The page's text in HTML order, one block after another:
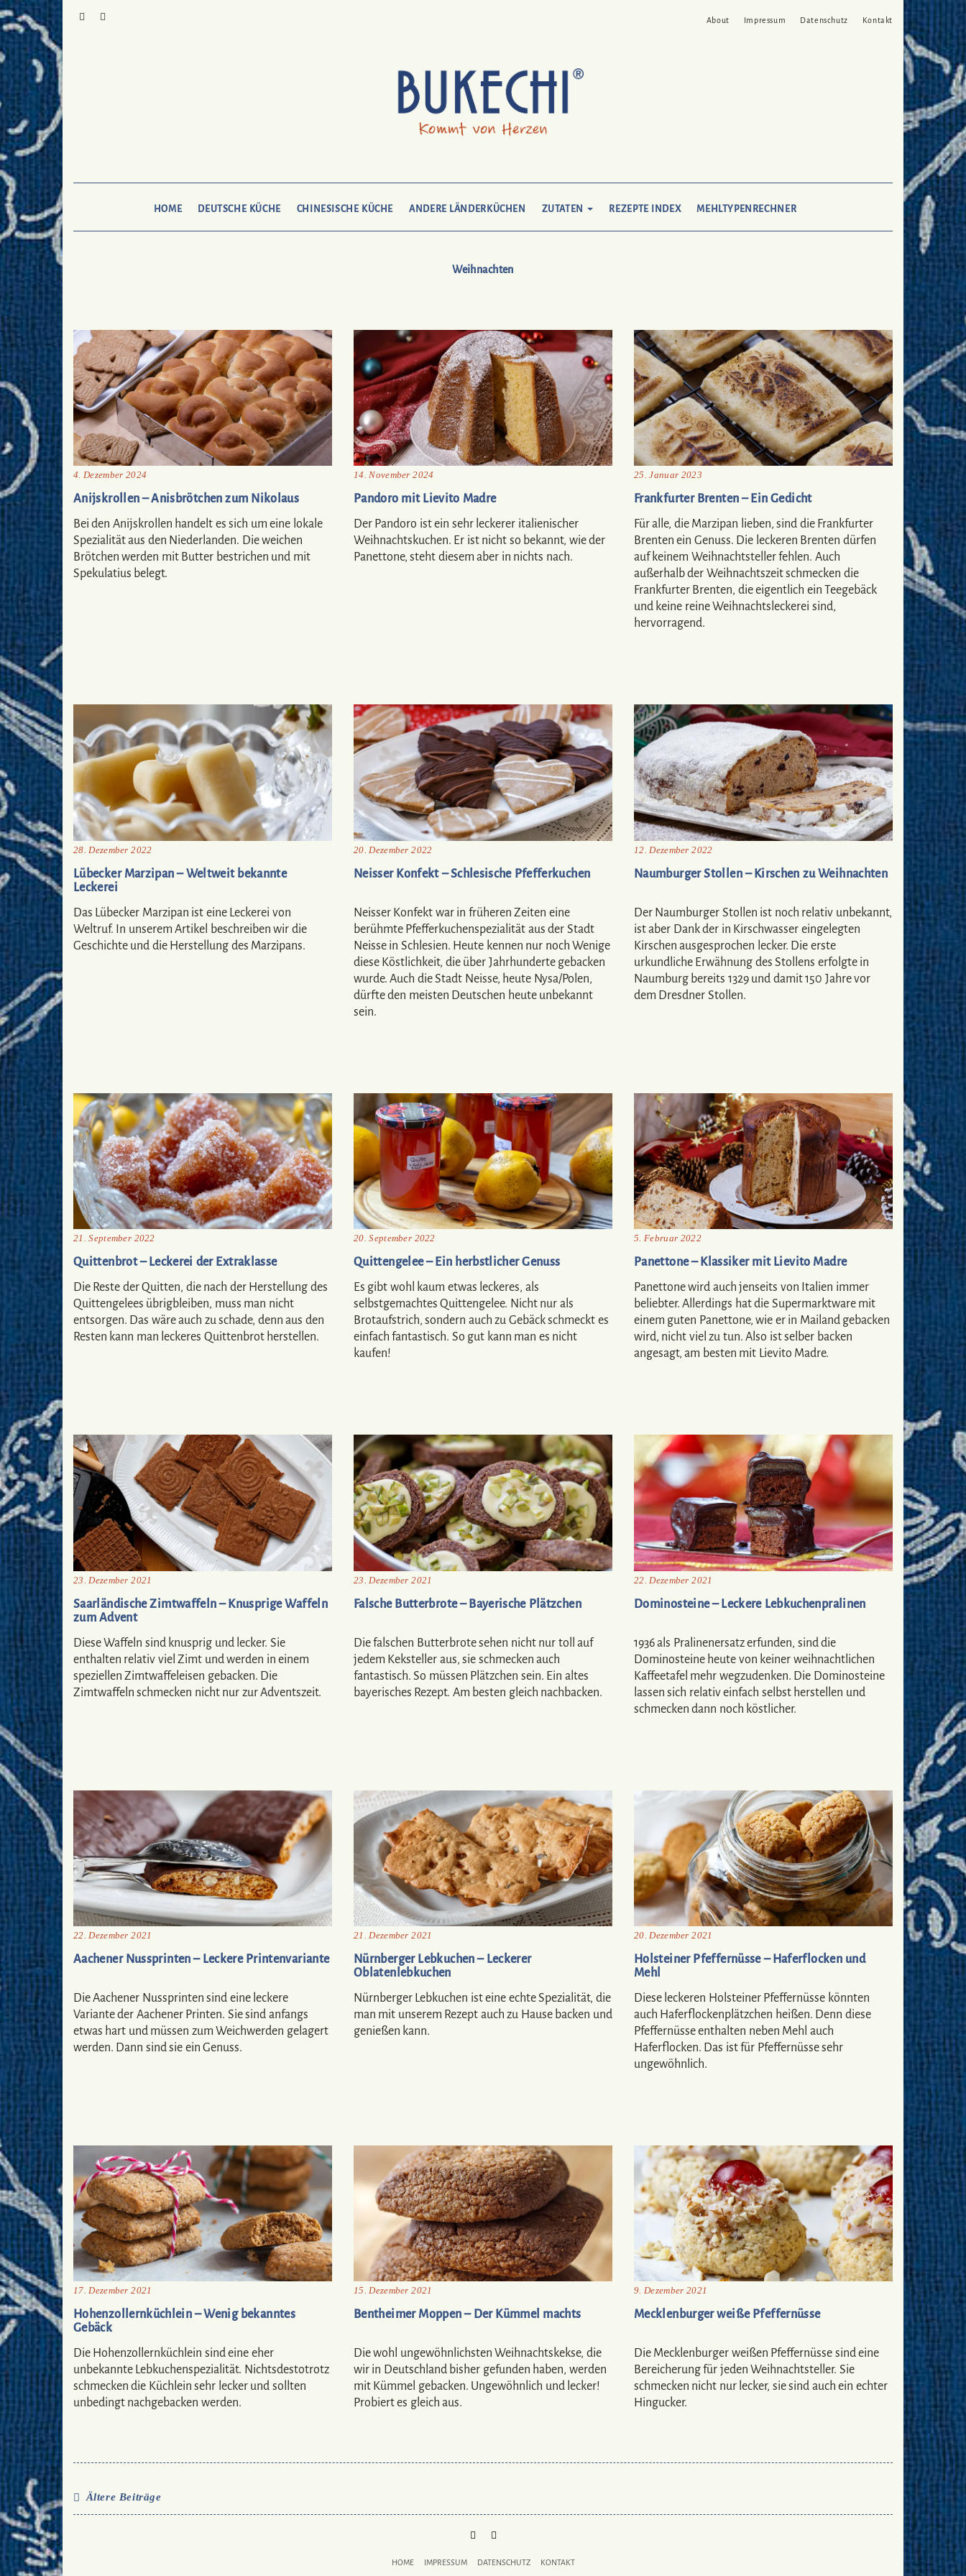
Skip
to
content
About Impressum Datenschutz Kontakt
HOME DEUTSCHE KÜCHE CHINESISCHE KÜCHE ANDERE LÄNDERKÜCHEN ZUTATEN REZEPTE INDEX MEHLTYPENRECHNER
Weihnachten
4. Dezember 2024
Anijskrollen – Anisbrötchen zum Nikolaus
Bei den Anijskrollen handelt es sich um eine lokale
Spezialität aus den Niederlanden. Die weichen
Brötchen werden mit Butter bestrichen und mit
Spekulatius belegt.
14. November 2024
Pandoro mit Lievito Madre
Der Pandoro ist ein sehr leckerer italienischer
Weihnachtskuchen. Er ist nicht so bekannt, wie der
Panettone, steht diesem aber in nichts nach.
25. Januar 2023
Frankfurter Brenten – Ein Gedicht
Für alle, die Marzipan lieben, sind die Frankfurter
Brenten ein Genuss. Die leckeren Brenten dürfen
auf keinem Weihnachtsteller fehlen. Auch
außerhalb der Weihnachtszeit schmecken die
Frankfurter Brenten, die eigentlich ein Teegebäck
und keine reine Weihnachtsleckerei sind,
hervorragend.
28. Dezember 2022
Lübecker Marzipan – Weltweit bekannte
Leckerei
Das Lübecker Marzipan ist eine Leckerei von
Weltruf. In unserem Artikel beschreiben wir die
Geschichte und die Herstellung des Marzipans.
20. Dezember 2022
Neisser Konfekt – Schlesische Pfefferkuchen
Neisser Konfekt war in früheren Zeiten eine
berühmte Pfefferkuchenspezialität aus der Stadt
Neisse in Schlesien. Heute kennen nur noch Wenige
diese Köstlichkeit, die über Jahrhunderte gebacken
wurde. Auch die Stadt Neisse, heute Nysa/Polen,
dürfte den meisten Deutschen heute unbekannt
sein.
12. Dezember 2022
Naumburger Stollen – Kirschen zu Weihnachten
Der Naumburger Stollen ist noch relativ unbekannt,
ist aber Dank der in Kirschwasser eingelegten
Kirschen ausgesprochen lecker. Die erste
urkundliche Erwähnung des Stollens erfolgte in
Naumburg bereits 1329 und damit 150 Jahre vor
dem Dresdner Stollen.
21. September 2022
Quittenbrot – Leckerei der Extraklasse
Die Reste der Quitten, die nach der Herstellung des
Quittengelees übrigbleiben, muss man nicht
entsorgen. Das wäre auch zu schade, denn aus den
Resten kann man leckeres Quittenbrot herstellen.
20. September 2022
Quittengelee – Ein herbstlicher Genuss
Es gibt wohl kaum etwas leckeres, als
selbstgemachtes Quittengelee. Nicht nur als
Brotaufstrich, sondern auch zu Gebäck schmeckt es
einfach fantastisch. So gut kann man es nicht
kaufen!
5. Februar 2022
Panettone – Klassiker mit Lievito Madre
Panettone wird auch jenseits von Italien immer
beliebter. Allerdings hat die Supermarktware mit
einem guten Panettone, wie er in Mailand gebacken
wird, nicht viel zu tun. Also ist selber backen
angesagt, am besten mit Lievito Madre.
23. Dezember 2021
Saarländische Zimtwaffeln – Knusprige Waffeln
zum Advent
Diese Waffeln sind knusprig und lecker. Sie
enthalten relativ viel Zimt und werden in einem
speziellen Zimtwaffeleisen gebacken. Die
Zimtwaffeln schmecken nicht nur zur Adventszeit.
23. Dezember 2021
Falsche Butterbrote – Bayerische Plätzchen
Die falschen Butterbrote sehen nicht nur toll auf
jedem Keksteller aus, sie schmecken auch
fantastisch. So müssen Plätzchen sein. Ein altes
bayerisches Rezept. Am besten gleich nachbacken.
22. Dezember 2021
Dominosteine – Leckere Lebkuchenpralinen
1936 als Pralinenersatz erfunden, sind die
Dominosteine heute von keiner weihnachtlichen
Kaffeetafel mehr wegzudenken. Die Dominosteine
lassen sich relativ einfach selbst herstellen und
schmecken dann noch köstlicher.
22. Dezember 2021
Aachener Nussprinten – Leckere Printenvariante
Die Aachener Nussprinten sind eine leckere
Variante der Aachener Printen. Sie sind anfangs
etwas hart und müssen zum Weichwerden gelagert
werden. Dann sind sie ein Genuss.
21. Dezember 2021
Nürnberger Lebkuchen – Leckerer
Oblatenlebkuchen
Nürnberger Lebkuchen ist eine echte Spezialität, die
man mit unserem Rezept auch zu Hause backen und
genießen kann.
20. Dezember 2021
Holsteiner Pfeffernüsse – Haferflocken und
Mehl
Diese leckeren Holsteiner Pfeffernüsse könnten
auch Haferflockenplätzchen heißen. Denn diese
Pfeffernüsse enthalten neben Mehl auch
Haferflocken. Das ist für Pfeffernüsse sehr
ungewöhnlich.
17. Dezember 2021
Hohenzollernküchlein – Wenig bekanntes
Gebäck
Die Hohenzollernküchlein sind eine eher
unbekannte Lebkuchenspezialität. Nichtsdestotrotz
schmecken die Küchlein sehr lecker und sollten
unbedingt nachgebacken werden.
15. Dezember 2021
Bentheimer Moppen – Der Kümmel machts
Die wohl ungewöhnlichsten Weihnachtskekse, die
wir in Deutschland bisher gefunden haben, werden
mit Kümmel gebacken. Ungewöhnlich und lecker!
Probiert es gleich aus.
9. Dezember 2021
Mecklenburger weiße Pfeffernüsse
Die Mecklenburger weißen Pfeffernüsse sind eine
Bereicherung für jeden Weihnachtsteller. Sie
schmecken nicht nur lecker, sie sind auch ein echter
Hingucker.
Ältere Beiträge
TO
HOME IMPRESSUM DATENSCHUTZ KONTAKT